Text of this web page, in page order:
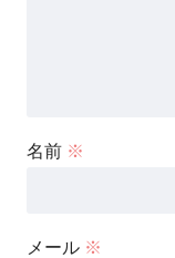
名前 ※
メール ※